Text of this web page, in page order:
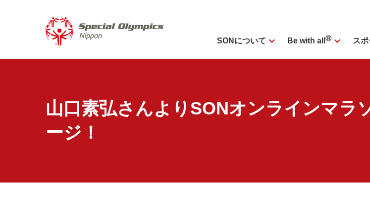
SONについて expand_more Be with all Ⓡ expand_more ス
山口素弘さんよりSONオンラインマラ
ージ！